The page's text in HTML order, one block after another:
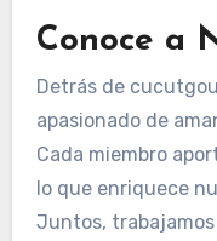
Conoce a
Detrás de
apasionado de
Cada miembro
lo que enriquece
Juntos,